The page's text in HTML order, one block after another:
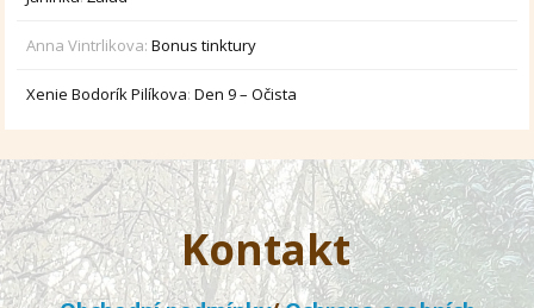
Anna Vintrlikova:Bonus tinktury
Xenie Bodorík Pilíkova:Den 9 – Očista
Kontakt